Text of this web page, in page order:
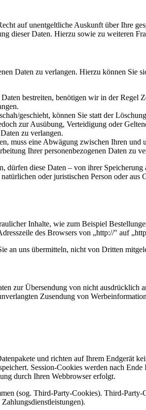
auf unentgeltliche Auskunft über Ihre
dieser Daten. Hierzu sowie zu weiteren
Daten zu verlangen. Hierzu können Sie
bestreiten, benötigen wir in der
geschieht, können Sie statt der
zur Ausübung, Verteidigung oder
zu verlangen.
muss eine Abwägung zwischen Ihren und
Ihrer personenbezogenen Daten zu
dürfen diese Daten – von ihrer
oder juristischen Person oder
Inhalte, wie zum Beispiel
des Browsers von „http://" auf
an uns übermitteln, nicht von Dritten
zur Übersendung von nicht
Zusendung von
und richten auf Ihrem Endgerät
Session-Cookies werden nach
durch Ihren Webbrowser erfolgt.
(sog. Third-Party-Cookies). Third-